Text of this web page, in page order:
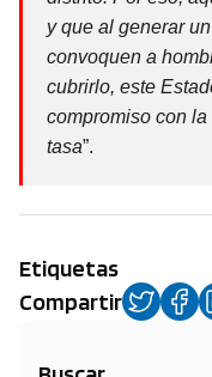
y que al generar
convoquen a
cubrirlo, este
compromiso con
tasa”.
Etiquetas
Compartir